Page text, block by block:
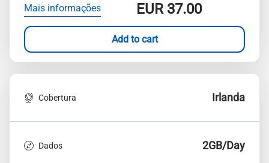
Mais informações EUR37.00
Add to cart
Cobertura Irlanda
Dados 2GB/Day